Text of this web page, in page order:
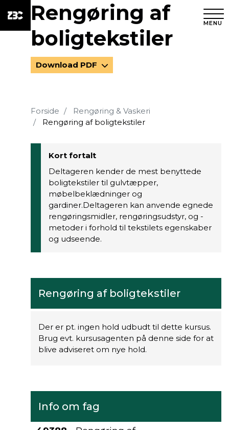
MENU
Rengøring af
boligtekstiler
Download PDF
Forside
Rengøring & Vaskeri
Rengøring af boligtekstiler
Kort fortalt
Deltageren kender de mest benyttede
boligtekstiler til gulvtæpper,
møbelbeklædninger og
gardiner.Deltageren kan anvende egnede
rengøringsmidler, rengøringsudstyr, og -
metoder i forhold til tekstilets egenskaber
og udseende.
Rengøring af boligtekstiler
Der er pt. ingen hold udbudt til dette kursus.
Brug evt. kursusagenten på denne side for at
blive adviseret om nye hold.
Info om fag